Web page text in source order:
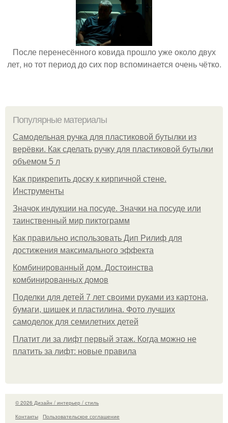
После перенесённого ковида прошло уже около двух
лет, но тот период до сих пор вспоминается очень чётко.
Популярные материалы
Самодельная ручка для пластиковой бутылки из
верёвки. Как сделать ручку для пластиковой бутылки
объемом 5 л
Как прикрепить доску к кирпичной стене.
Инструменты
Значок индукции на посуде. Значки на посуде или
таинственный мир пиктограмм
Как правильно использовать Дип Рилиф для
достижения максимального эффекта
Комбинированный дом. Достоинства
комбинированных домов
Поделки для детей 7 лет своими руками из картона,
бумаги, шишек и пластилина. Фото лучших
самоделок для семилетних детей
Платит ли за лифт первый этаж. Когда можно не
платить за лифт: новые правила
© 2026 Дизайн / интерьер / стиль
Контакты
Пользовательское соглашение